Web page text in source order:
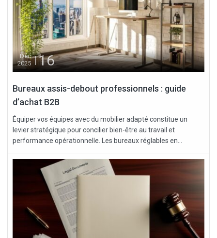
Déc
2025
16
Bureaux assis-debout professionnels : guide
d’achat B2B
Équiper vos équipes avec du mobilier adapté constitue un
levier stratégique pour concilier bien-être au travail et
performance opérationnelle. Les bureaux réglables en...